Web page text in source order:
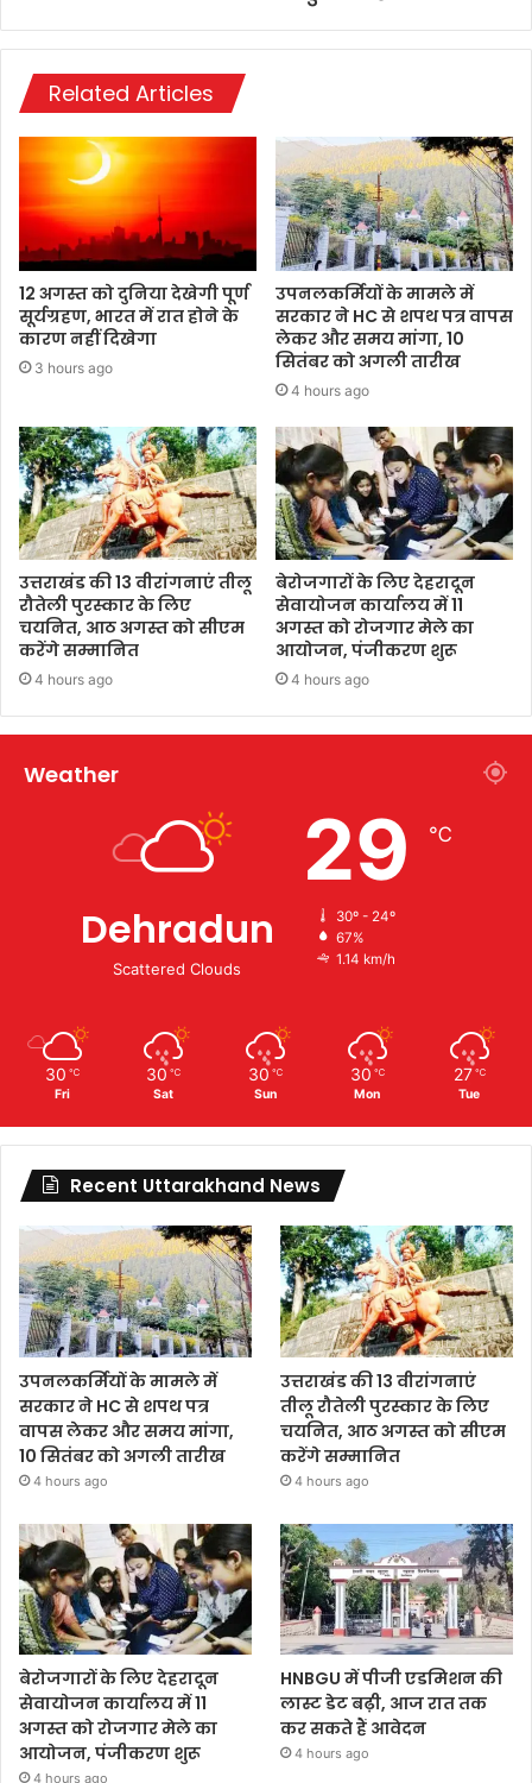
Related Articles
12 अगस्त को दुनिया देखेगी पूर्ण
सूर्यग्रहण, भारत में रात होने के
कारण नहीं दिखेगा
3 hours ago
उपनलकर्मियों के मामले में
सरकार ने HC से शपथ पत्र वापस
लेकर और समय मांगा, 10
सितंबर को अगली तारीख
4 hours ago
उत्तराखंड की 13 वीरांगनाएं तीलू
रौतेली पुरस्कार के लिए
चयनित, आठ अगस्त को सीएम
करेंगे सम्मानित
4 hours ago
बेरोजगारों के लिए देहरादून
सेवायोजन कार्यालय में 11
अगस्त को रोजगार मेले का
आयोजन, पंजीकरण शुरू
4 hours ago
Weather
Dehradun
Scattered Clouds
29 ℃
30º - 24º
67%
1.14 km/h
30 ℃
Fri
30 ℃
Sat
30 ℃
Sun
30 ℃
Mon
27 ℃
Tue
Recent Uttarakhand News
उपनलकर्मियों के मामले में
सरकार ने HC से शपथ पत्र
वापस लेकर और समय मांगा,
10 सितंबर को अगली तारीख
4 hours ago
उत्तराखंड की 13 वीरांगनाएं
तीलू रौतेली पुरस्कार के लिए
चयनित, आठ अगस्त को सीएम
करेंगे सम्मानित
4 hours ago
बेरोजगारों के लिए देहरादून
सेवायोजन कार्यालय में 11
अगस्त को रोजगार मेले का
आयोजन, पंजीकरण शुरू
4 hours ago
HNBGU में पीजी एडमिशन की
लास्ट डेट बढ़ी, आज रात तक
कर सकते हैं आवेदन
4 hours ago